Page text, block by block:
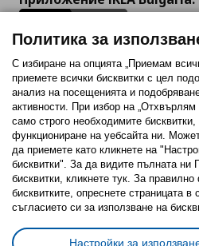
Последвайте ни:
FacebookTwitterYoutubePinterest
Политика за използване на
Избор на настройки за
Политика за
С избиране на опцията „Приемам
приемете всички бисквитки с цел
анализ на посещенията и
активности. При избор на
само строго необходимитe
функциониране на уебсайта ни.
да приемете като кликнете на
бисквитки". За да видите пълната ни
бисквитки, кликнете тук. За
бисквитките, опреснете страницата в
съгласието си за използване на
Настройки за